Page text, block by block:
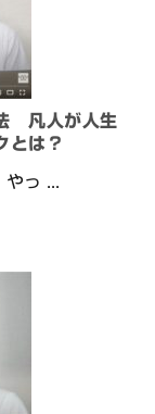
凡人が人生
とは？
っ ...